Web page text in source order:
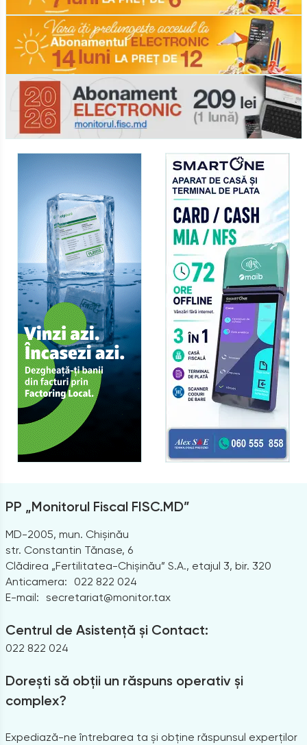
PP „Monitorul Fiscal FISC.MD”
MD-2005, mun. Chișinău
str. Constantin Tănase, 6
Clădirea „Fertilitatea-Chișinău” S.A., etajul 3, bir. 320
Anticamera:
022 822 024
E-mail: secretariat@monitor.tax
Centrul de Asistență și Contact:
022 822 024
Dorești să obții un răspuns operativ și
complex?
Expediază-ne întrebarea ta și obține răspunsul experților